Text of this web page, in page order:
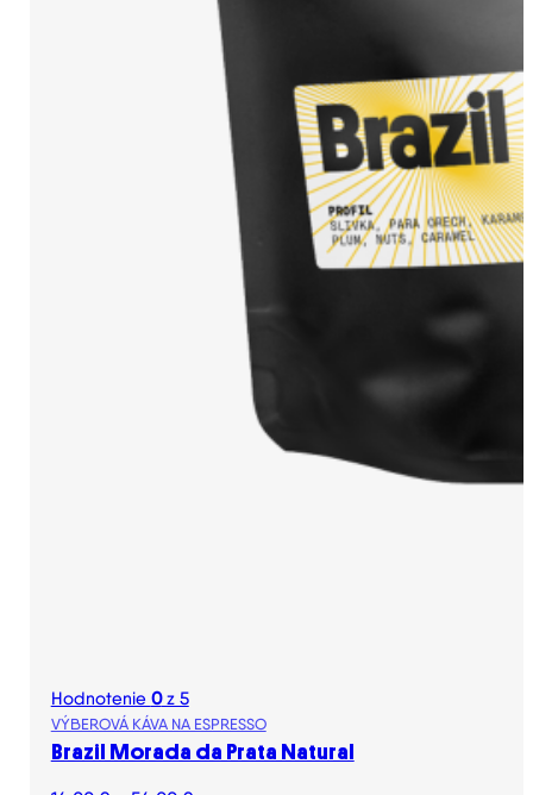
Hodnotenie 0z 5
VÝBEROVÁ KÁVA NA ESPRESSO
Brazil Morada da Prata Natural